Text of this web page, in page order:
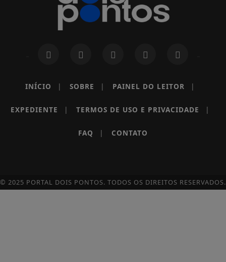
INÍCIO | SOBRE | PAINEL DO LEITOR |
EXPEDIENTE | TERMOS DE USO E PRIVACIDADE |
FAQ | CONTATO
© 2025 PORTAL DOIS PONTOS. TODOS OS DIREITOS RESERVADOS.